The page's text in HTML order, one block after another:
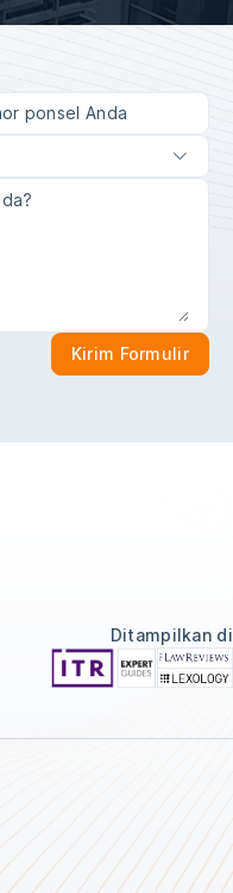
Kirim Formulir
Ditampilkan di